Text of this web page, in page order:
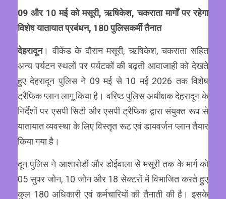
09 और 10 मई को मसूरी, ऋषिकेश, चकराता मार्गों पर रहेगा
विशेष यातायात प्रबंधन, 180 पुलिसकर्मी तैनात
देहरादून। वीकेंड के दौरान मसूरी, ऋषिकेश, चकराता सहित
अन्य पर्यटन स्थलों पर पर्यटकों की बढ़ती आवाजाही को देखते
हुए देहरादून पुलिस ने 09 मई से 10 मई 2026 तक विशेष
ट्रैफिक प्लान लागू किया है। वरिष्ठ पुलिस अधीक्षक देहरादून के
निर्देशों पर एसपी सिटी और एसपी ट्रैफिक द्वारा संयुक्त रूप से
यातायात व्यवस्था के लिए विस्तृत रूट एवं डायवर्जन प्लान तैयार
किया गया है।
दून पुलिस ने आशारोड़ी और डोईवाला से मसूरी तक के मार्ग को
05 सुपर जोन, 10 जोन और 18 सेक्टरों में विभाजित करते हुए
कुल 180 अधिकारी एवं कर्मचारियों की तैनाती की है। इसके